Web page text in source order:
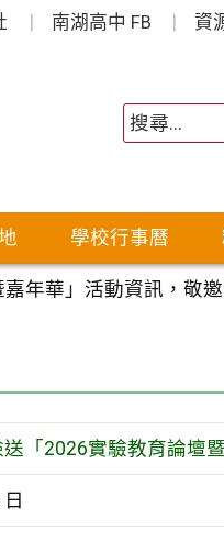
南湖高中 FB 資
學校行事曆
年華」活動資訊，敬
送「2026實驗教育論壇